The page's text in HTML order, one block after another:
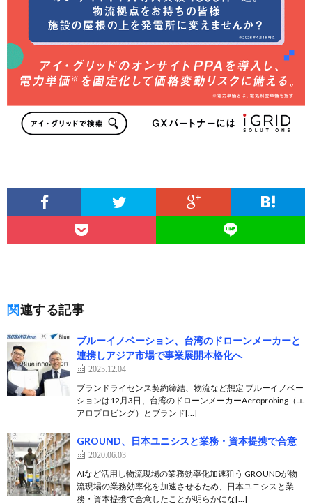
関連する記事
ブルーイノベーション、台湾のドローンメーカーと
連携しアジア市場で事業展開本格化へ
2025.12.04
ブランドライセンス契約締結、物流など想定 ブルーイノベー
ションは12月3日、台湾のドローンメーカーAeroprobing（エ
アロプロビング）とブランド[…]
GROUND、日本ユニシスと業務・資本提携で合意
2020.06.03
AIなど活用し物流現場の業務効率化加速狙う GROUNDが物
流現場の業務効率化を加速させるため、日本ユニシスと業
務・資本提携で合意したことが明らかにな[…]